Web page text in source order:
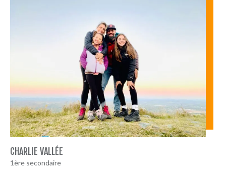
CHARLIE VALLÉE
1ère secondaire